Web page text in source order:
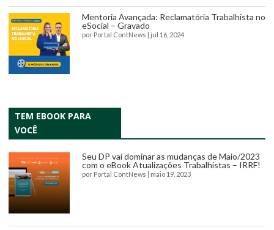
Mentoria Avançada: Reclamatória Trabalhista no
eSocial – Gravado
por Portal ContNews | jul 16, 2024
TEM EBOOK PARA
VOCÊ
Seu DP vai dominar as mudanças de Maio/2023
com o eBook Atualizações Trabalhistas – IRRF!
por Portal ContNews | maio 19, 2023